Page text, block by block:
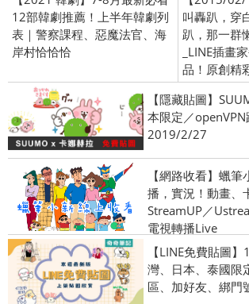
12部韓劇推薦！上半年韓劇列
表｜警察課程、惡魔法官、海
岸村恰恰恰
叫轟趴，穿
趴，那一群
_LINE插畫
品！原創精
【隱藏貼圖】
本限定／
2019/2/27
【網路收看】蠟
播，實況！動畫、
StreamUP／
電視轉播Live
【LINE免費貼圖
灣、日本、泰國限
區、加好友、綁